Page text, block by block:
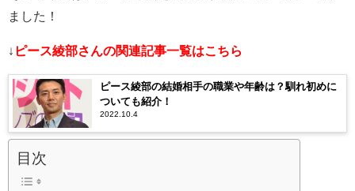
ました！
↓ ピース綾部さんの関連記事一覧はこちら
ピース綾部の結婚相手の職業や年齢は？馴れ初めに
ついても紹介！
2022.10.4
目次